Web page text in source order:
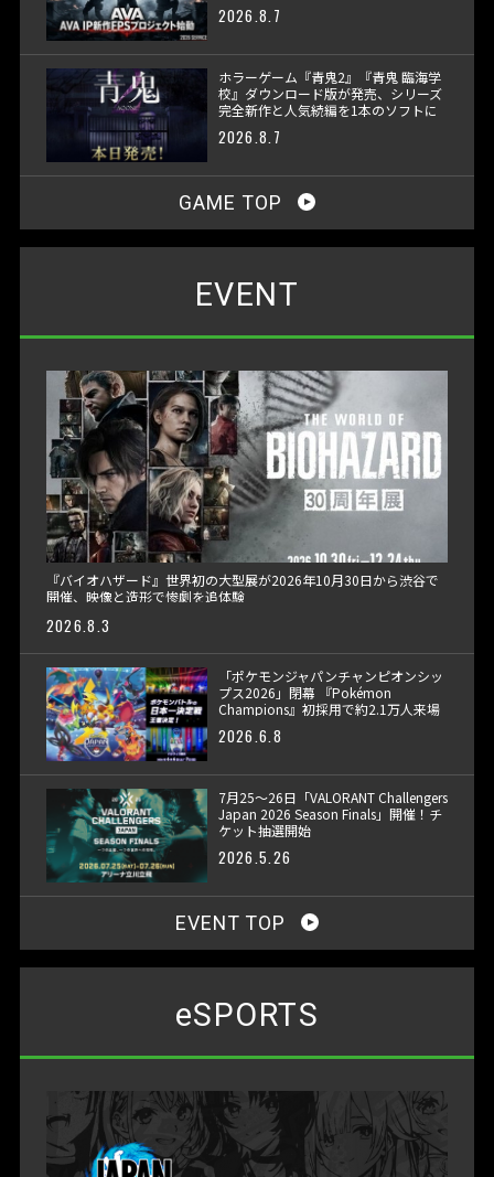
2026.8.7
ホラーゲーム『青鬼2』『青鬼 臨海学
校』ダウンロード版が発売、シリーズ
完全新作と人気続編を1本のソフトに
2026.8.7
GAME TOP
EVENT
『バイオハザード』世界初の大型展が2026年10月30日から渋谷で
開催、映像と造形で惨劇を追体験
2026.8.3
「ポケモンジャパンチャンピオンシッ
プス2026」閉幕 『Pokémon
Champions』初採用で約2.1万人来場
2026.6.8
7月25〜26日「VALORANT Challengers
Japan 2026 Season Finals」開催！チ
ケット抽選開始
2026.5.26
EVENT TOP
eSPORTS